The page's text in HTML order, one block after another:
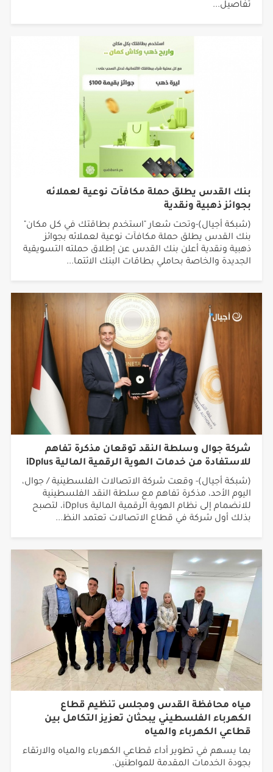
تفاصيل...
بنك القدس يطلق حملة مكافآت نوعية لعملائه
بجوائز ذهبية ونقدية
(شبكة أجيال)-وتحت شعار "استخدم بطاقتك في كل مكان"
بنك القدس يطلق حملة مكافآت نوعية لعملائه بجوائز
ذهبية ونقدية أعلن بنك القدس عن إطلاق حملته التسويقية
الجديدة والخاصة بحاملي بطاقات البنك الائتما...
شركة جوال وسلطة النقد توقعان مذكرة تفاهم
للاستفادة من خدمات الهوية الرقمية المالية iDplus
(شبكة أجيال)- وقعت شركة الاتصالات الفلسطينية / جوال،
اليوم الأحد، مذكرة تفاهم مع سلطة النقد الفلسطينية
للانضمام إلى نظام الهوية الرقمية المالية iDplus، لتصبح
بذلك أول شركة في قطاع الاتصالات تعتمد النظ...
مياه محافظة القدس ومجلس تنظيم قطاع
الكهرباء الفلسطيني يبحثان تعزيز التكامل بين
قطاعي الكهرباء والمياه
بما يسهم في تطوير أداء قطاعي الكهرباء والمياه والارتقاء
بجودة الخدمات المقدمة للمواطنين.